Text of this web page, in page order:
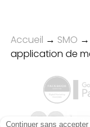
Accueil → SMO →
application de